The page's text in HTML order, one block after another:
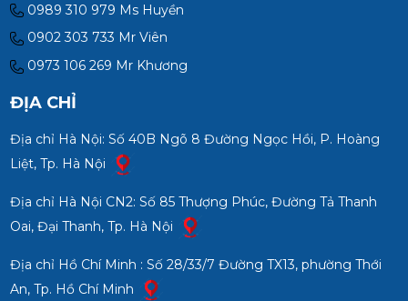
0989 310 979 Ms Huyền
0902 303 733 Mr Viên
0973 106 269 Mr Khương
ĐỊA CHỈ
Địa chỉ Hà Nội: Số 40B Ngõ 8 Đường Ngọc Hồi, P. Hoàng
Liệt, Tp. Hà Nội
Địa chỉ Hà Nội CN2: Số 85 Thượng Phúc, Đường Tả Thanh
Oai, Đại Thanh, Tp. Hà Nội
Địa chỉ Hồ Chí Minh : Số 28/33/7 Đường TX13, phường Thới
An, Tp. Hồ Chí Minh